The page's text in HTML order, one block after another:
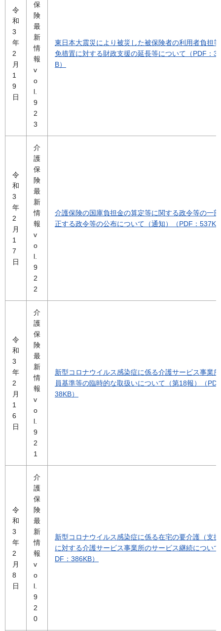
令
和
3
年
2
月
1
9
日
保
険
最
新
情
報
v
o
l.
9
2
3
東日本大震災により被災した被保険者の利用者負担
免措置に対する財政支援の延長等について（PDF：
B）
令
和
3
年
2
月
1
7
日
介
護
保
険
最
新
情
報
v
o
l.
9
2
2
介護保険の国庫負担金の算定等に関する政令等の一
正する政令等の公布について（通知）（PDF：
令
和
3
年
2
月
1
6
日
介
護
保
険
最
新
情
報
v
o
l.
9
2
1
新型コロナウイルス感染症に係る介護サービス事業
員基準等の臨時的な取扱いについて（第18報）（
38KB）
令
和
3
年
2
月
8
日
介
護
保
険
最
新
情
報
v
o
l.
9
2
0
新型コロナウイルス感染症に係る在宅の要介護（支
に対する介護サービス事業所のサービス継続につい
DF：386KB）